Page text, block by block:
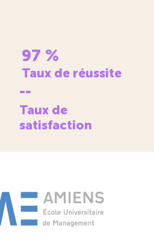
97 %
Taux de réussite
--
Taux de
satisfaction